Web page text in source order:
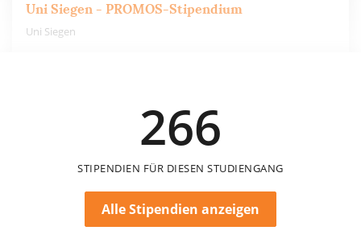
Uni Siegen - PROMOS-Stipendium
Uni Siegen
266
STIPENDIEN FÜR DIESEN STUDIENGANG
Alle Stipendien anzeigen